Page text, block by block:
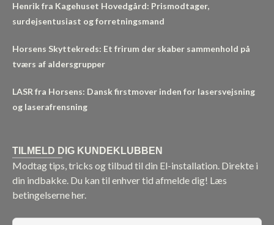
Henrik fra Kagehuset Hovedgård: Prismodtager,
surdejsentusiast og forretningsmand
Horsens Skyttekreds: Et frirum der skaber sammenhold på
tværs af aldersgrupper
LASR fra Horsens: Dansk firstmover inden for lasersvejsning
og laserafrensning
TILMELD DIG KUNDEKLUBBEN
Modtag tips, tricks og tilbud til din El-installation. Direkte i
din indbakke. Du kan til enhver tid afmelde dig! Læs
betingelserne her.